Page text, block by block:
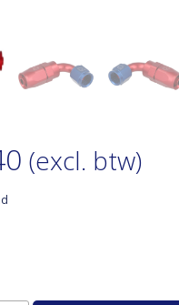
(excl. btw)